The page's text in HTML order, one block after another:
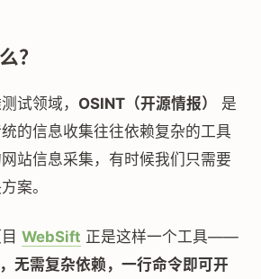
？
试领域， OSINT（开源情报）
是
的信息收集往往依赖复杂的工具
站信息采集，有时候我们只需要
案。
WebSift 正是这样一个工具——
无需复杂依赖，一行命令即可开